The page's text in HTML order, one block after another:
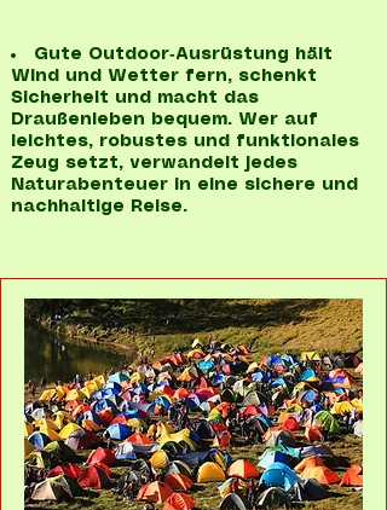
Gute Outdoor‑Ausrüstung hält
Wind und Wetter fern, schenkt
Sicherheit und macht das
Draußenleben bequem. Wer auf
leichtes, robustes und funktionales
Zeug setzt, verwandelt jedes
Naturabenteuer in eine sichere und
nachhaltige Reise.